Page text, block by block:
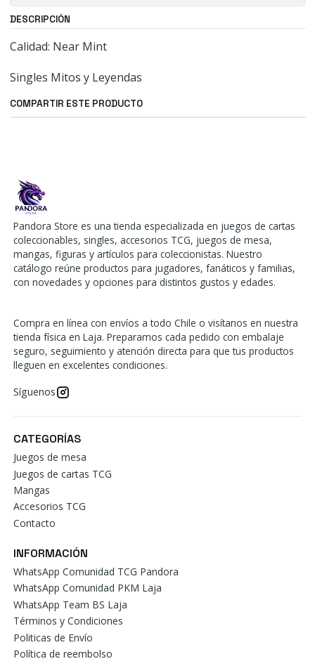
DESCRIPCIÓN
Calidad: Near Mint
Singles Mitos y Leyendas
COMPARTIR ESTE PRODUCTO
Pandora Store es una tienda especializada en juegos de cartas
coleccionables, singles, accesorios TCG, juegos de mesa,
mangas, figuras y artículos para coleccionistas. Nuestro
catálogo reúne productos para jugadores, fanáticos y familias,
con novedades y opciones para distintos gustos y edades.
Compra en línea con envíos a todo Chile o visítanos en nuestra
tienda física en Laja. Preparamos cada pedido con embalaje
seguro, seguimiento y atención directa para que tus productos
lleguen en excelentes condiciones.
Síguenos
CATEGORÍAS
Juegos de mesa
Juegos de cartas TCG
Mangas
Accesorios TCG
Contacto
INFORMACIÓN
WhatsApp Comunidad TCG Pandora
WhatsApp Comunidad PKM Laja
WhatsApp Team BS Laja
Términos y Condiciones
Politicas de Envío
Política de reembolso